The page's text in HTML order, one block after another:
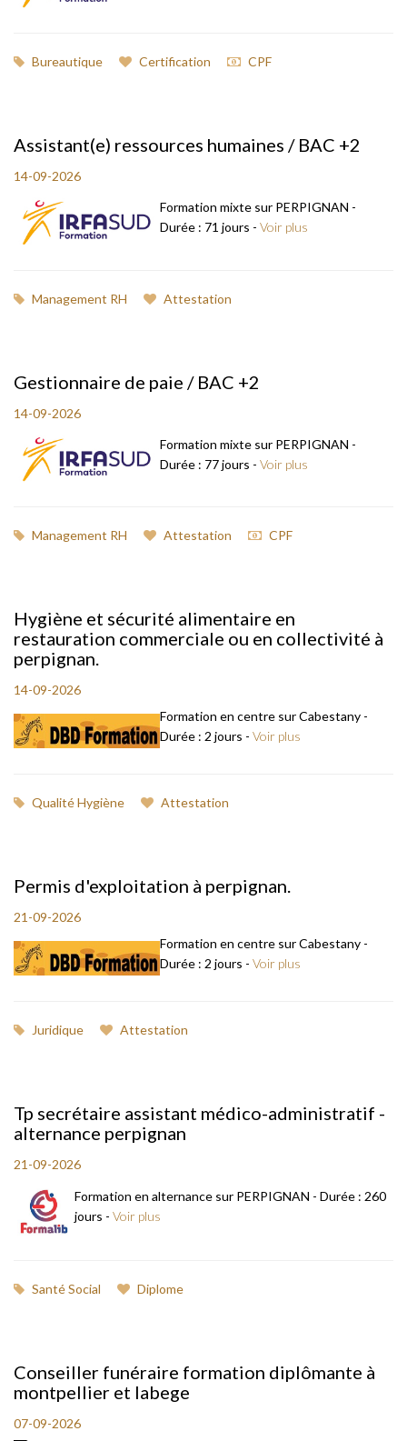
Bureautique Certification CPF
Assistant(e) ressources humaines / BAC +2
14-09-2026
Formation mixte sur PERPIGNAN -
Durée : 71 jours - Voir plus
Management RH Attestation
Gestionnaire de paie / BAC +2
14-09-2026
Formation mixte sur PERPIGNAN -
Durée : 77 jours - Voir plus
Management RH Attestation CPF
Hygiène et sécurité alimentaire en
restauration commerciale ou en collectivité à
perpignan.
14-09-2026
Formation en centre sur Cabestany -
Durée : 2 jours - Voir plus
Qualité Hygiène Attestation
Permis d'exploitation à perpignan.
21-09-2026
Formation en centre sur Cabestany -
Durée : 2 jours - Voir plus
Juridique Attestation
Tp secrétaire assistant médico-administratif -
alternance perpignan
21-09-2026
Formation en alternance sur PERPIGNAN - Durée : 260
jours - Voir plus
Santé Social Diplome
Conseiller funéraire formation diplômante à
montpellier et labege
07-09-2026